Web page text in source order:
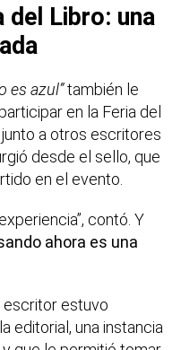
del Libro: una
es azul”también le
en la Feria del
a otros escritores
desde el sello, que
en el evento.
contó. Y
ahora es una
escritor estuvo
editorial, una instancia